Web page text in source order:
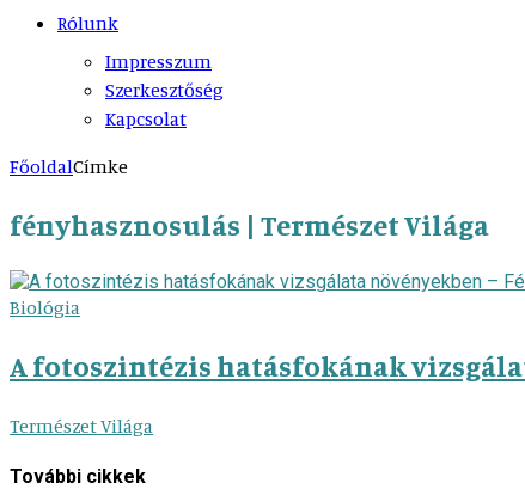
Rólunk
Impresszum
Szerkesztőség
Kapcsolat
FőoldalCímke
fényhasznosulás | Természet Világa
Biológia
A fotoszintézis hatásfokának
Természet Világa
További cikkek